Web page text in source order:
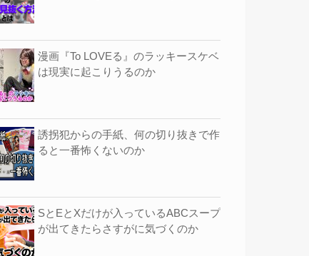
漫画『To LOVEる』のラッキースケベ
は現実に起こりうるのか
誘拐犯からの手紙、何の切り抜きで作
ると一番怖くないのか
SとEとXだけが入っているABCスープ
が出てきたらさすがに気づくのか